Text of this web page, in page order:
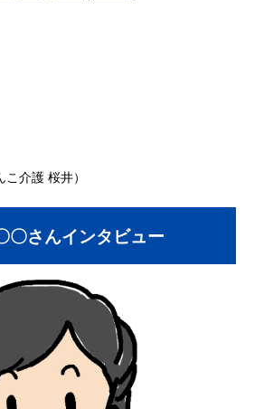
こ介護 桜井）
〇さんインタビュー